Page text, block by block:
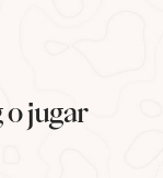
o jugar